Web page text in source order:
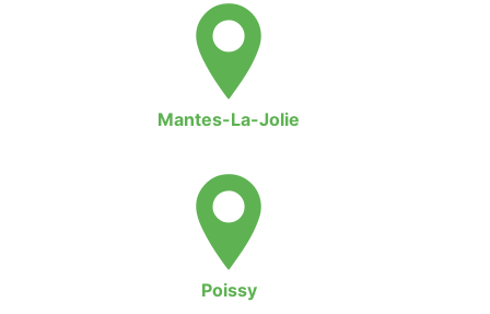
Mantes-La-Jolie
Poissy